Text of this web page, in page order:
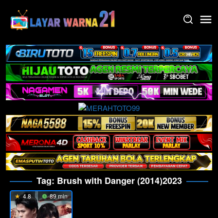
content
Tag: Brush with Danger (2014)2023
4.8 89 min